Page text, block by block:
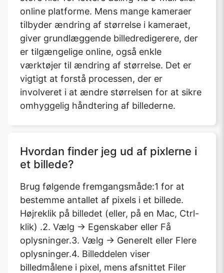
online platforme. Mens mange kameraer
tilbyder ændring af størrelse i kameraet,
giver grundlæggende billedredigerere, der
er tilgængelige online, også enkle
værktøjer til ændring af størrelse. Det er
vigtigt at forstå processen, der er
involveret i at ændre størrelsen for at sikre
omhyggelig håndtering af billederne.
Hvordan finder jeg ud af pixlerne i
et billede?
Brug følgende fremgangsmåde:1 for at
bestemme antallet af pixels i et billede.
Højreklik på billedet (eller, på en Mac, Ctrl-
klik) .2. Vælg -> Egenskaber eller Få
oplysninger.3. Vælg -> Generelt eller Flere
oplysninger.4. Billeddelen viser
billedmålene i pixel, mens afsnittet Filer